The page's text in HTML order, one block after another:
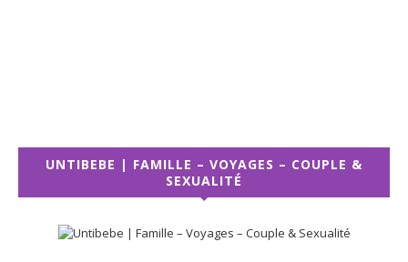
UNTIBEBE | FAMILLE – VOYAGES – COUPLE &
SEXUALITÉ